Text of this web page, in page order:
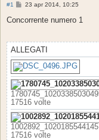
#1
M
s
g
i
o
23 apr 2014, 10:25
Concorrente numero 1
ALLEGATI
17516 volte
17516 volte